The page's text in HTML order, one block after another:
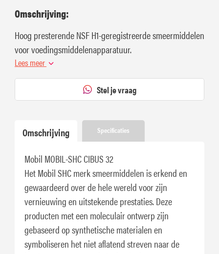
Omschrijving:
Hoog presterende NSF H1-geregistreerde smeermiddelen
voor voedingsmiddelenapparatuur.
Lees meer
Stel je vraag
Omschrijving Specificaties
Mobil MOBIL-SHC CIBUS 32
Het Mobil SHC merk smeermiddelen is erkend en
gewaardeerd over de hele wereld voor zijn
vernieuwing en uitstekende prestaties. Deze
producten met een moleculair ontwerp zijn
gebaseerd op synthetische materialen en
symboliseren het niet aflatend streven naar de